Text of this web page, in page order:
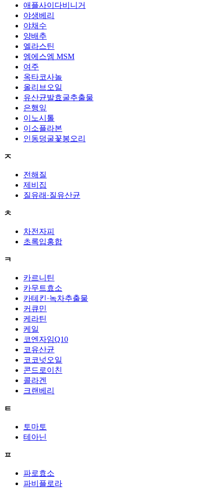
애플사이다비니거
야생베리
야채수
양배추
엘라스틴
엠에스엠 MSM
여주
옥타코사놀
올리브오일
유산균발효굴추출물
은행잎
이노시톨
이소플라본
인동덩굴꽃봉오리
ㅈ
전해질
제비집
질유래·질유산균
ㅊ
차전자피
초록입홍합
ㅋ
카르니틴
카무트효소
카테킨·녹차추출물
커큐민
케라틴
케일
코엔자임Q10
코유산균
코코넛오일
콘드로이친
콜라겐
크랜베리
ㅌ
토마토
테아닌
ㅍ
파로효소
파비플로라